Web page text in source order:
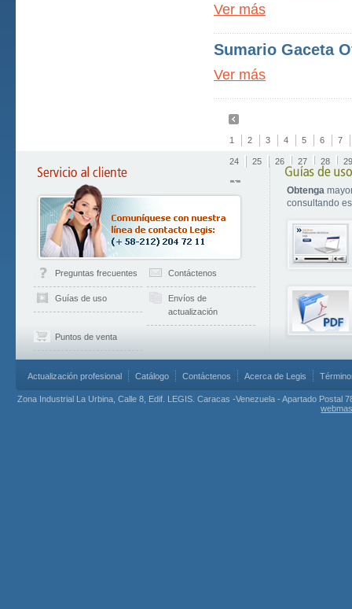
Ver más
Sumario Gaceta
Ver más
1 2 3 4 5 6 7
24 25 26 27 28 29
Preguntas frecuentes Contáctenos
Guías de uso
Envíos de
actualización
Puntos de venta
Obtenga
consultando
Actualización profesional Catálogo Contáctenos Acerca de Legis
Zona Industrial La Urbina, Calle 8, Edif. LEGIS. Caracas -Venezuela - Apartado